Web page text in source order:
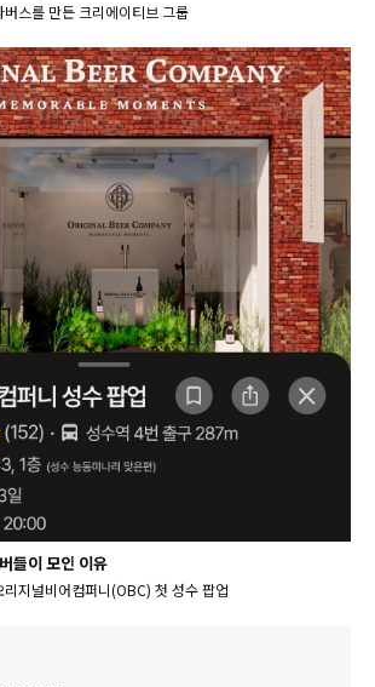
스를 만든 크리에이티브 그룹
들이 모인 이유
지널비어컴퍼니(OBC) 첫 성수 팝업